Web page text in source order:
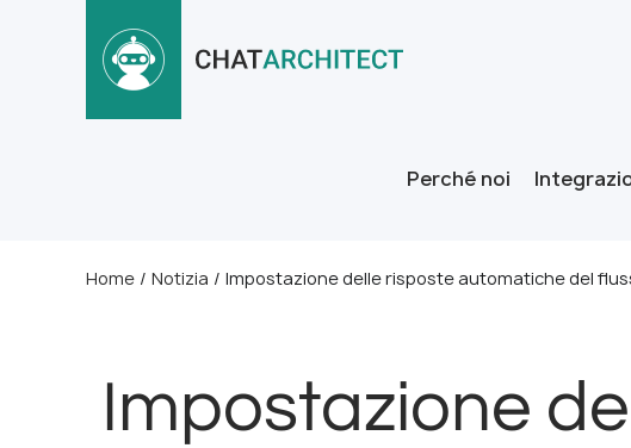
Perché noi
Home / Notizia / Impostazione delle risposte automatiche del
Impostazione